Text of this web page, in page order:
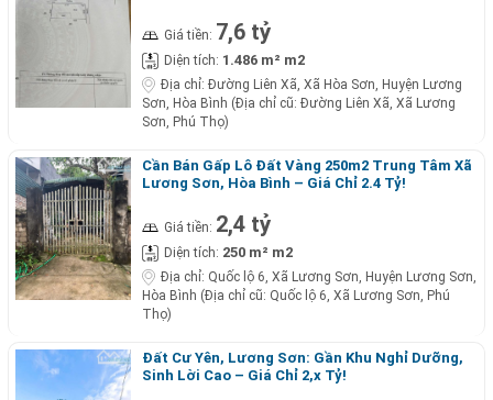
Giá tiền: 7,6 tỷ
Diện tích: 1.486 m² m2
Địa chỉ: Đường Liên Xã, Xã Hòa Sơn, Huyện Lương
Sơn, Hòa Bình (Địa chỉ cũ: Đường Liên Xã, Xã Lương
Sơn, Phú Thọ)
Cần Bán Gấp Lô Đất Vàng 250m2 Trung Tâm Xã
Lương Sơn, Hòa Bình – Giá Chỉ 2.4 Tỷ!
Giá tiền: 2,4 tỷ
Diện tích: 250 m² m2
Địa chỉ: Quốc lộ 6, Xã Lương Sơn, Huyện Lương Sơn,
Hòa Bình (Địa chỉ cũ: Quốc lộ 6, Xã Lương Sơn, Phú
Thọ)
Đất Cư Yên, Lương Sơn: Gần Khu Nghỉ Dưỡng,
Sinh Lời Cao – Giá Chỉ 2,x Tỷ!